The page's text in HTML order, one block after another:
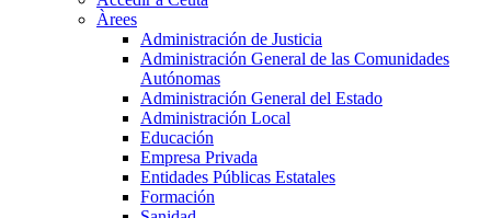
Àrees
Administración de Justicia
Administración General de las Comunidades
Autónomas
Administración General del Estado
Administración Local
Educación
Empresa Privada
Entidades Públicas Estatales
Formación